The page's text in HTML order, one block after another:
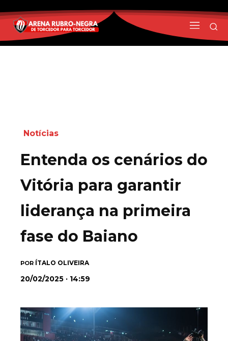
Notícias
Entenda os cenários do
Vitória para garantir
liderança na primeira
fase do Baiano
POR ÍTALO OLIVEIRA
20/02/2025 · 14:59